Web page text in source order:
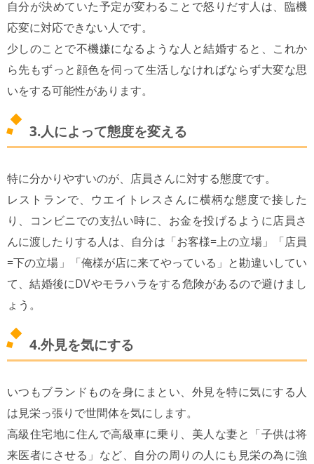
自分が決めていた予定が変わることで怒りだす人は、臨機
応変に対応できない人です。
少しのことで不機嫌になるような人と結婚すると、これか
ら先もずっと顔色を伺って生活しなければならず大変な思
いをする可能性があります。
3.人によって態度を変える
特に分かりやすいのが、店員さんに対する態度です。
レストランで、ウエイトレスさんに横柄な態度で接した
り、コンビニでの支払い時に、お金を投げるように店員さ
んに渡したりする人は、自分は「お客様=上の立場」「店員
=下の立場」「俺様が店に来てやっている」と勘違いしてい
て、結婚後にDVやモラハラをする危険があるので避けまし
ょう。
4.外見を気にする
いつもブランドものを身にまとい、外見を特に気にする人
は見栄っ張りで世間体を気にします。
高級住宅地に住んで高級車に乗り、美人な妻と「子供は将
来医者にさせる」など、自分の周りの人にも見栄の為に強